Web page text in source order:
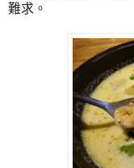
難求。